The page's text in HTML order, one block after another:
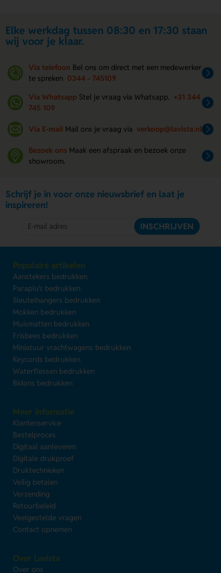
Elke werkdag tussen 08:30 en 17:30 staan
wij voor je klaar.
Via telefoon Bel ons om direct met een medewerker
te spreken 0344 - 745109
Via Whatsapp Stel je vraag via Whatsapp. +31 344
745 109
Via E-mail Mail ons je vraag via verkoop@lavista.nl
Bezoek ons Maak een afspraak en bezoek onze
showroom.
Schrijf je in voor onze nieuwsbrief en laat je
inspireren!
INSCHRIJVEN
Populaire artikelen
Aanstekers bedrukken
Paraplu's bedrukken
Sleutelhangers bedrukken
Mokken bedrukken
Muismatten bedrukken
Frisbees bedrukken
Miniatuur vrachtwagens bedrukken
Keycords bedrukken
Waterflessen bedrukken
Bidons bedrukken
Meer informatie
Klantenservice
Bestelproces
Digitaal aanleveren
Digitale drukproef
Druktechnieken
Veilig betalen
Verzending
Retourbeleid
Veelgestelde vragen
Contact opnemen
Over Lavista
Over ons